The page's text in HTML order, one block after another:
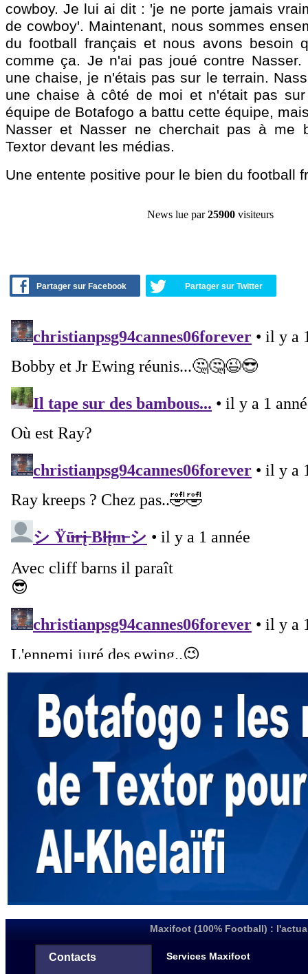
cowboy. Je lui ai dit : 'je ne porte jamais
de cowboy'. Maintenant, nous sommes
du football français et nous avons besoin
comme ça. Je n'ai pas joué contre
une chaise, je n'étais pas sur le terrain.
une chaise à côté de moi et n'était pas
équipe de Botafogo a battu cette équipe,
Nasser et Nasser ne cherchait pas à me
Textor devant les médias.
Une entente positive pour le bien du football
News lue par25900 visiteurs
Partager sur Facebook Partager sur Twitter
Maxifoot (100% Football) :
Contacts Services Maxifoot